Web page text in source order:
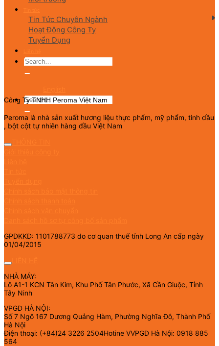
Tin Tức Chuyên Ngành
Hoạt Động Công Ty
Tuyển Dụng
Công Ty TNHH Peroma Việt Nam
Peroma là nhà sản xuất hương liệu thực phẩm, mỹ phẩm, tinh dầu
, bột cột tự nhiên hàng đầu Việt Nam
GPDKKD: 1101788773 do cơ quan thuế tỉnh Long An cấp ngày
01/04/2015
NHÀ MÁY:
Lô A1-1 KCN Tân Kim, Khu Phố Tân Phước, Xã Cần Giuộc, Tỉnh
Tây Ninh
VPGD HÀ NỘI:
Số 7 Ngõ 167 Dương Quảng Hàm, Phường Nghĩa Đô, Thành Phố
Hà Nội
Điện thoại: (+84)24 3226 2504Hotine VVPGD Hà Nội: 0918 885
564